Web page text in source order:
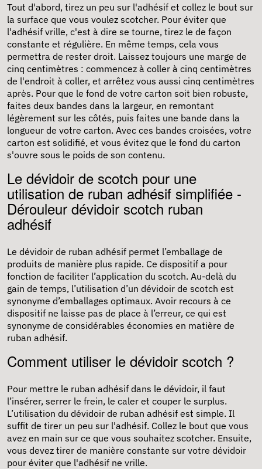
Tout d'abord, tirez un peu sur l'adhésif et collez le bout sur
la surface que vous voulez scotcher. Pour éviter que
l'adhésif vrille, c'est à dire se tourne, tirez le de façon
constante et régulière. En même temps, cela vous
permettra de rester droit. Laissez toujours une marge de
cinq centimètres : commencez à coller à cinq centimètres
de l'endroit à coller, et arrêtez vous aussi cinq centimètres
après. Pour que le fond de votre carton soit bien robuste,
faites deux bandes dans la largeur, en remontant
légèrement sur les côtés, puis faites une bande dans la
longueur de votre carton. Avec ces bandes croisées, votre
carton est solidifié, et vous évitez que le fond du carton
s'ouvre sous le poids de son contenu.
Le dévidoir de scotch pour une
utilisation de ruban adhésif simplifiée -
Dérouleur dévidoir scotch ruban
adhésif
Le dévidoir de ruban adhésif permet l’emballage de
produits de manière plus rapide. Ce dispositif a pour
fonction de faciliter l’application du scotch. Au-delà du
gain de temps, l’utilisation d’un dévidoir de scotch est
synonyme d’emballages optimaux. Avoir recours à ce
dispositif ne laisse pas de place à l’erreur, ce qui est
synonyme de considérables économies en matière de
ruban adhésif.
Comment utiliser le dévidoir scotch ?
Pour mettre le ruban adhésif dans le dévidoir, il faut
l’insérer, serrer le frein, le caler et couper le surplus.
L’utilisation du dévidoir de ruban adhésif est simple. Il
suffit de tirer un peu sur l'adhésif. Collez le bout que vous
avez en main sur ce que vous souhaitez scotcher. Ensuite,
vous devez tirer de manière constante sur votre dévidoir
pour éviter que l'adhésif ne vrille.